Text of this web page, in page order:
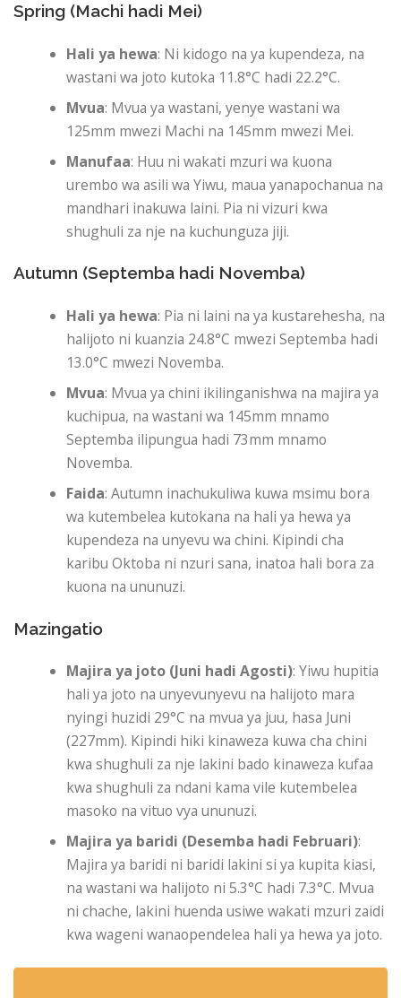
Spring (Machi hadi Mei)
Hali ya hewa: Ni kidogo na ya kupendeza, na
wastani wa joto kutoka 11.8°C hadi 22.2°C.
Mvua: Mvua ya wastani, yenye wastani wa
125mm mwezi Machi na 145mm mwezi Mei.
Manufaa: Huu ni wakati mzuri wa kuona
urembo wa asili wa Yiwu, maua yanapochanua na
mandhari inakuwa laini. Pia ni vizuri kwa
shughuli za nje na kuchunguza jiji.
Autumn (Septemba hadi Novemba)
Hali ya hewa: Pia ni laini na ya kustarehesha, na
halijoto ni kuanzia 24.8°C mwezi Septemba hadi
13.0°C mwezi Novemba.
Mvua: Mvua ya chini ikilinganishwa na majira ya
kuchipua, na wastani wa 145mm mnamo
Septemba ilipungua hadi 73mm mnamo
Novemba.
Faida: Autumn inachukuliwa kuwa msimu bora
wa kutembelea kutokana na hali ya hewa ya
kupendeza na unyevu wa chini. Kipindi cha
karibu Oktoba ni nzuri sana, inatoa hali bora za
kuona na ununuzi.
Mazingatio
Majira ya joto (Juni hadi Agosti): Yiwu hupitia
hali ya joto na unyevunyevu na halijoto mara
nyingi huzidi 29°C na mvua ya juu, hasa Juni
(227mm). Kipindi hiki kinaweza kuwa cha chini
kwa shughuli za nje lakini bado kinaweza kufaa
kwa shughuli za ndani kama vile kutembelea
masoko na vituo vya ununuzi.
Majira ya baridi (Desemba hadi Februari):
Majira ya baridi ni baridi lakini si ya kupita kiasi,
na wastani wa halijoto ni 5.3°C hadi 7.3°C. Mvua
ni chache, lakini huenda usiwe wakati mzuri zaidi
kwa wageni wanaopendelea hali ya hewa ya joto.